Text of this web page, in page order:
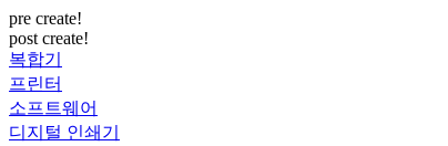
pre create!
post create!
복합기
프린터
소프트웨어
디지털 인쇄기